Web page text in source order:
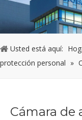
Usted está aquí:
protección personal »
Cámara